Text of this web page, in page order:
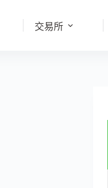
交易所